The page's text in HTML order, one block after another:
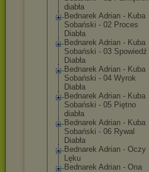
diabła
Bednarek Adrian - Kuba
Sobański - 02 Proces
Diabła
Bednarek Adrian - Kuba
Sobański - 03 Spowiedź
Diabła
Bednarek Adrian - Kuba
Sobański - 04 Wyrok
Diabła
Bednarek Adrian - Kuba
Sobański - 05 Piętno
diabła
Bednarek Adrian - Kuba
Sobański - 06 Rywal
Diabła
Bednarek Adrian - Oczy
Lęku
Bednarek Adrian - Ona